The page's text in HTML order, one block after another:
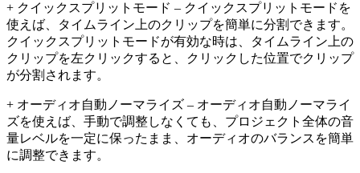
+ クイックスプリットモード – クイックスプリットモードを
使えば、タイムライン上のクリップを簡単に分割できます。
クイックスプリットモードが有効な時は、タイムライン上の
クリップを左クリックすると、クリックした位置でクリップ
が分割されます。
+ オーディオ自動ノーマライズ – オーディオ自動ノーマライ
ズを使えば、手動で調整しなくても、プロジェクト全体の音
量レベルを一定に保ったまま、オーディオのバランスを簡単
に調整できます。